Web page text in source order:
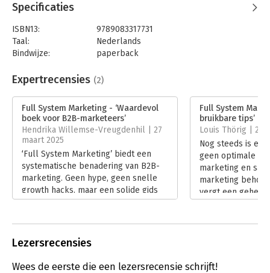
Specificaties
ISBN13:
9789083317731
Taal:
Nederlands
Bindwijze:
paperback
Uitgever:
Red Panda Works
Verschijningsdatum:
Hoofdrubriek: Marketing,Reclame en verkoop
Expertrecensies (2)
Full System Marketing - ‘Waardevol
boek voor B2B-marketeers’
Hendrika Willemse-Vreugdenhil | 27
maart 2025
‘Full System Marketing’ biedt een
systematische benadering van B2B-
marketing. Geen hype, geen snelle
growth hacks, maar een solide gids
voor marketeers die hun strategie
machine. Van demand generation tot
sales intelligence: alles moet
boek ook echt wat het belooft? Dat
Full System
bruikbare tips’
Louis Thörig | 23
Nog steeds is er
geen optimale
marketing en
marketing
vergt een geheel
Marketing’.
Lezersrecensies
Wees de eerste die een lezersrecensie schrijft!